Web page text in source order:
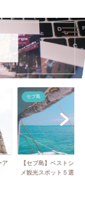
ア
セブ島
【セブ島】ベストシー
メ観光スポット５選...